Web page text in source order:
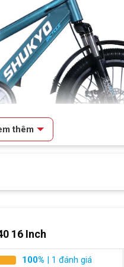
Trai Shukyo K40
thêm
16 Inch
100% | 1 đánh giá